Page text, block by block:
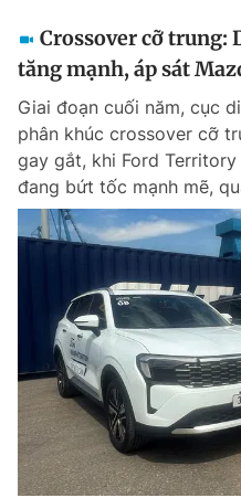
Crossover cỡ trung:
tăng mạnh, áp sát
Giai đoạn cuối năm, cục
phân khúc crossover cỡ
gay gắt, khi Ford
đang bứt tốc mạnh mẽ,